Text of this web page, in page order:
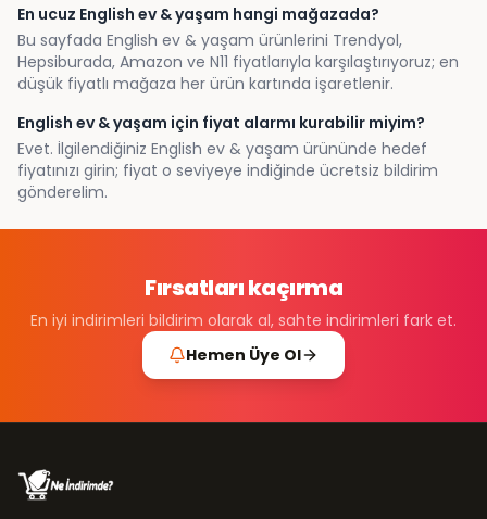
En ucuz English ev & yaşam hangi mağazada?
Bu sayfada English ev & yaşam ürünlerini Trendyol,
Hepsiburada, Amazon ve N11 fiyatlarıyla karşılaştırıyoruz; en
düşük fiyatlı mağaza her ürün kartında işaretlenir.
English ev & yaşam için fiyat alarmı kurabilir miyim?
Evet. İlgilendiğiniz English ev & yaşam ürününde hedef
fiyatınızı girin; fiyat o seviyeye indiğinde ücretsiz bildirim
gönderelim.
Fırsatları kaçırma
En iyi indirimleri bildirim olarak al, sahte indirimleri fark et.
Hemen Üye Ol